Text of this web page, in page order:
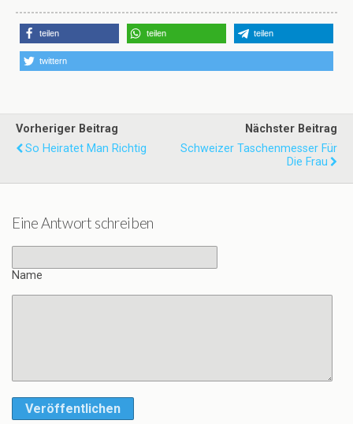
teilen teilen teilen
twittern
Vorheriger Beitrag
So Heiratet Man Richtig
Nächster Beitrag
Schweizer Taschenmesser Für
Die Frau
Eine Antwort schreiben
Name
Veröffentlichen